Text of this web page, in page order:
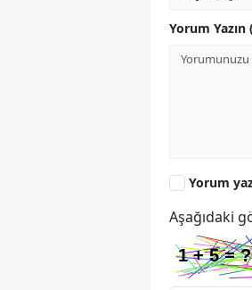
Yorum
Yorum
Aşağıdaki